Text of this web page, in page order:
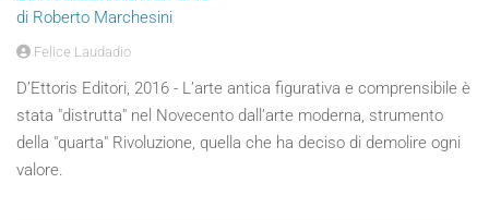
di Roberto Marchesini
Felice Laudadio
D’Ettoris Editori, 2016 - L’arte antica figurativa e comprensibile è
stata "distrutta" nel Novecento dall’arte moderna, strumento
della "quarta" Rivoluzione, quella che ha deciso di demolire ogni
valore.